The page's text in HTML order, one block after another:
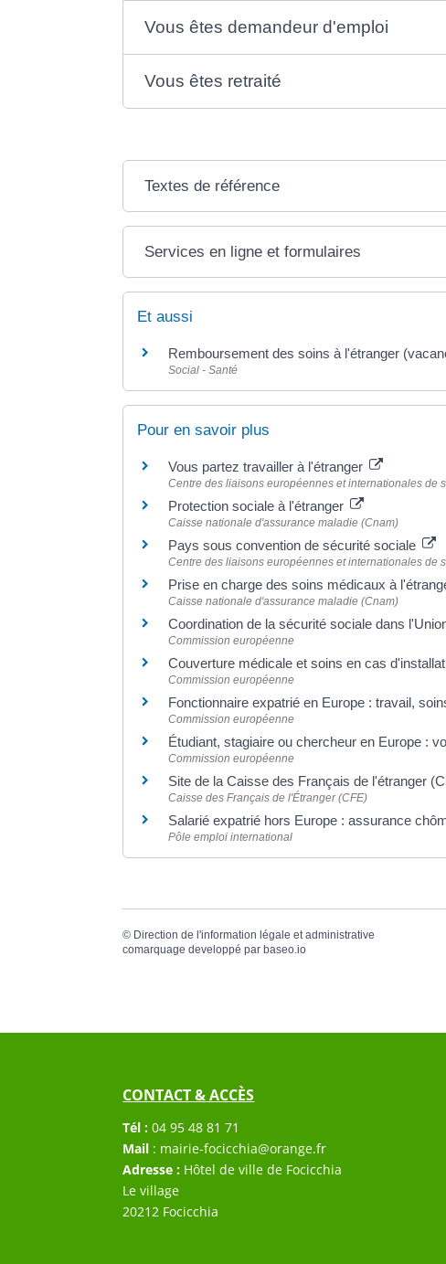
Vous êtes demandeur d'emploi
Vous êtes retraité
Textes de référence
Services en ligne et formulaires
Et aussi
Remboursement des soins à l'étranger
Social - Santé
Pour en savoir plus
Vous partez travailler à l'étranger
Centre des liaisons européennes et internationales de
Protection sociale à l'étranger
Caisse nationale d'assurance maladie (Cnam)
Pays sous convention de sécurité sociale
Centre des liaisons européennes et internationales de
Prise en charge des soins médicaux à
Caisse nationale d'assurance maladie (Cnam)
Coordination de la sécurité sociale dans
Commission européenne
Couverture médicale et soins en cas
Commission européenne
Fonctionnaire expatrié en Europe : travail,
Commission européenne
Étudiant, stagiaire ou chercheur en Europe :
Commission européenne
Site de la Caisse des Français de l'étranger
Caisse des Français de l'Étranger (CFE)
Salarié expatrié hors Europe : assurance
Pôle emploi international
© Direction de l'information légale et administrative
comarquage developpé par baseo.io
CONTACT & ACCÈS
Tél : 04 95 48 81 71
Mail : mairie-focicchia@orange.fr
Adresse : Hôtel de ville de Focicchia
Le village
20212 Focicchia